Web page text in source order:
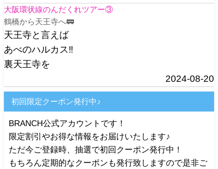
大阪環状線のんだくれツアー③
鶴橋から天王寺へ🚃
天王寺と言えば
あべのハルカス‼️
裏天王寺を
2024-08-20
初回限定クーポン発行中♪
BRANCH公式アカウントです！
限定割引やお得な情報をお届けいたします♪
ただ今ご登録時、抽選で初回クーポン発行中！
もちろん定期的なクーポンも発行致しますので是非ご